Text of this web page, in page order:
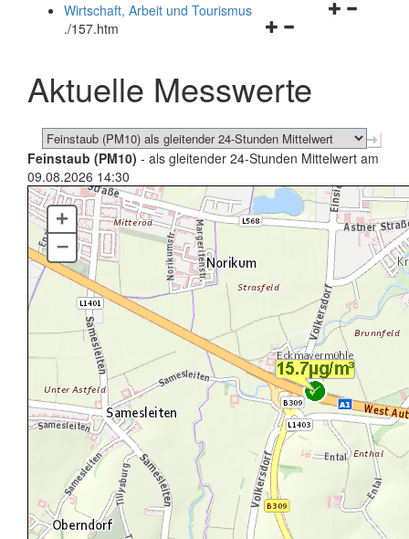
schließen
Navigationsmenü
schließen
Wirtschaft, Arbeit und Tourismus
./157.htm
Aktuelle Messwerte
Feinstaub (PM10) - als gleitender 24-Stunden Mittelwert am
09.08.2026 14:30
+
–